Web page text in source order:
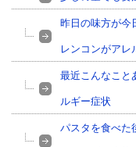
昨日の味方が今
レンコンがアレ
最近こんなこと
ルギー症状
パスタを食べた